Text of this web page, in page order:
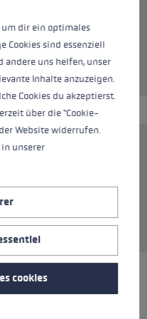
parfait article
Le matériau
doux sur la peau et
soit porté seul
ou une veste.
um dir ein optimales
Cookies sind essenziell
andere uns helfen, unser
Inhalte anzuzeigen.
Cookies du akzeptierst.
über die "Cookie-
Website widerrufen.
unserer
cookies